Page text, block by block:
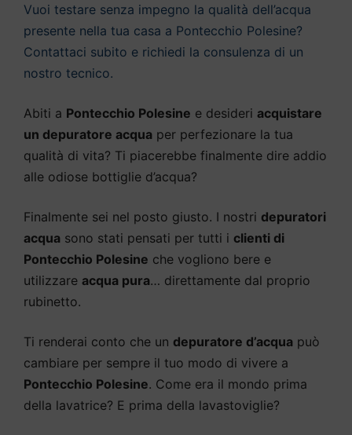
Vuoi testare senza impegno la qualità dell’acqua
presente nella tua casa a Pontecchio Polesine?
Contattaci subito e richiedi la consulenza di un
nostro tecnico.
Abiti a Pontecchio Polesine e desideri acquistare
un depuratore acqua per perfezionare la tua
qualità di vita? Ti piacerebbe finalmente dire addio
alle odiose bottiglie d’acqua?
Finalmente sei nel posto giusto. I nostri depuratori
acqua sono stati pensati per tutti i clienti di
Pontecchio Polesine che vogliono bere e
utilizzare acqua pura… direttamente dal proprio
rubinetto.
Ti renderai conto che un depuratore d’acqua può
cambiare per sempre il tuo modo di vivere a
Pontecchio Polesine. Come era il mondo prima
della lavatrice? E prima della lavastoviglie?